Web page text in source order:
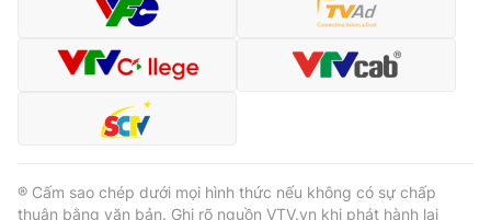
® Cấm sao chép dưới mọi hình thức nếu không có sự chấp
thuận bằng văn bản. Ghi rõ nguồn VTV.vn khi phát hành lại